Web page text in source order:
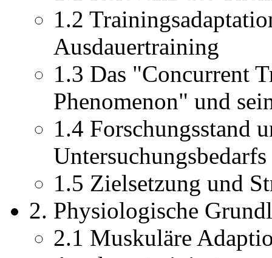
1.2
Ausdauertraining
1.3 Das "Concurrent
Phenomenon" und
1.4 Forschungsstand
Untersuchungsbedarfs
1.5 Zielsetzung und
2. Physiologische
2.1 Muskuläre